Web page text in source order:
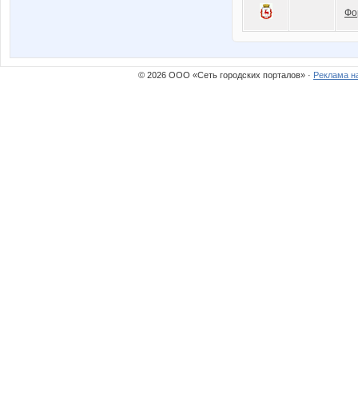
© 2026 ООО «Сеть городских порталов» · Реклама